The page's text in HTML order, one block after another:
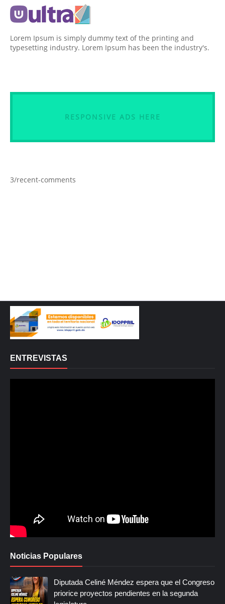
Lorem Ipsum is simply dummy text of the printing and
typesetting industry. Lorem Ipsum has been the industry's.
RESPONSIVE ADS HERE
3/recent-comments
ENTREVISTAS
Noticias Populares
Diputada Celiné Méndez espera que el Congreso
priorice proyectos pendientes en la segunda